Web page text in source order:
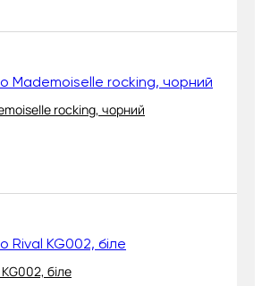
rocking, чорний
біле